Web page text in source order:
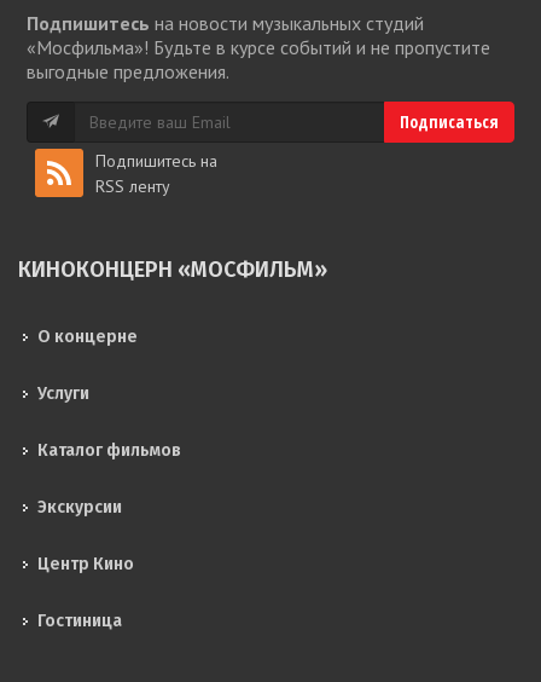
Подпишитесь на новости музыкальных студий
«Мосфильма»! Будьте в курсе событий и не пропустите
выгодные предложения.
Подпишитесь на
RSS ленту
КИНОКОНЦЕРН «МОСФИЛЬМ»
О концерне
Услуги
Каталог фильмов
Экскурсии
Центр Кино
Гостиница